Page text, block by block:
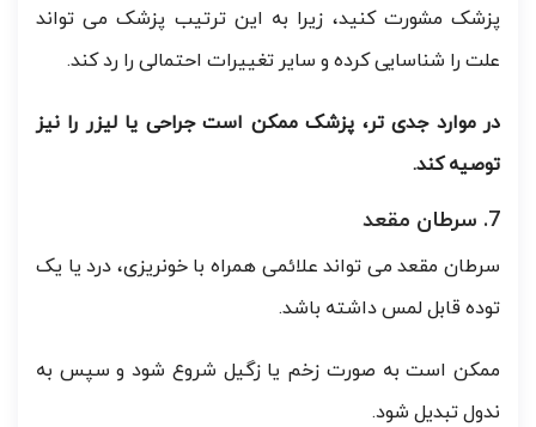
پزشک مشورت کنید، زیرا به این ترتیب پزشک می تواند
علت را شناسایی کرده و سایر تغییرات احتمالی را رد کند.
در موارد جدی تر، پزشک ممکن است جراحی یا لیزر را نیز
توصیه کند.
7. سرطان مقعد
سرطان مقعد می تواند علائمی همراه با خونریزی، درد یا یک
توده قابل لمس داشته باشد.
ممکن است به صورت زخم یا زگیل شروع شود و سپس به
ندول تبدیل شود.